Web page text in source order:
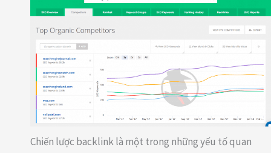
Chiến lược backlink là một trong những yếu tố quan